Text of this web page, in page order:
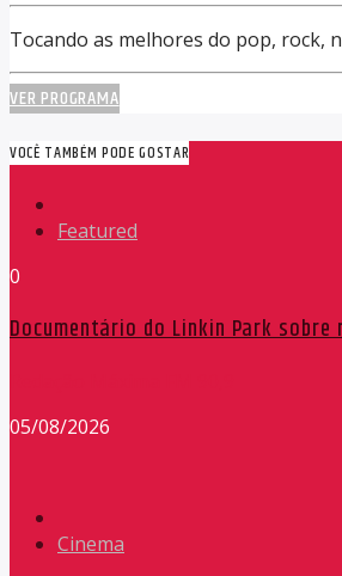
Tocando as melhores do pop, rock,
VER PROGRAMA
VOCÊ TAMBÉM PODE GOSTAR
Featured
0
Documentário do Linkin Park
05/08/2026
Cinema